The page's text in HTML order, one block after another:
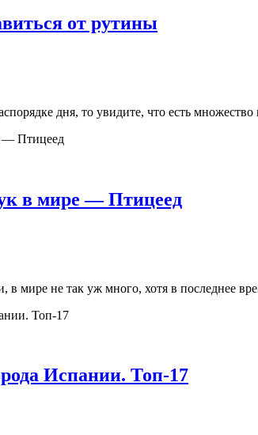
от рутины
дня, то увидите, что есть
в мире — Птицеед
в мире не так уж много, хотя в последнее
Испании. Топ-17